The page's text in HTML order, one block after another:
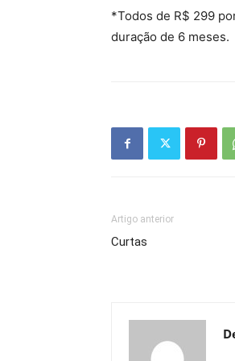
*Todos de R$ 299
duração de 6 meses.
Artigo anterior
Curtas